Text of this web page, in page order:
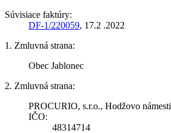
Súvisiace faktúry:
DF-1/220059, 17.2 .2022
1. Zmluvná strana:
Obec Jablonec
2. Zmluvná strana:
PROCURIO, s.r.o., Hodžovo
IČO:
48314714